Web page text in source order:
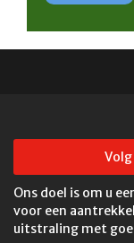
Volg
Ons doel is om u
voor een
uitstraling met